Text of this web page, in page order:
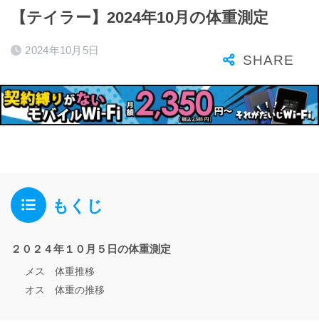
【テイラー】2024年10月の体重測定
2024年10月5日
もくじ
２０２４年１０月５日の体重測定
メス 体重推移
オス 体重の推移